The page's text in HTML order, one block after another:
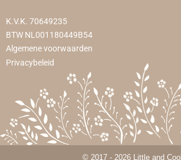
K.V.K. 70649235
BTW NL001180449B54
Algemene voorwaarden
Privacybeleid
© 2017 - 2026 Little and Cool